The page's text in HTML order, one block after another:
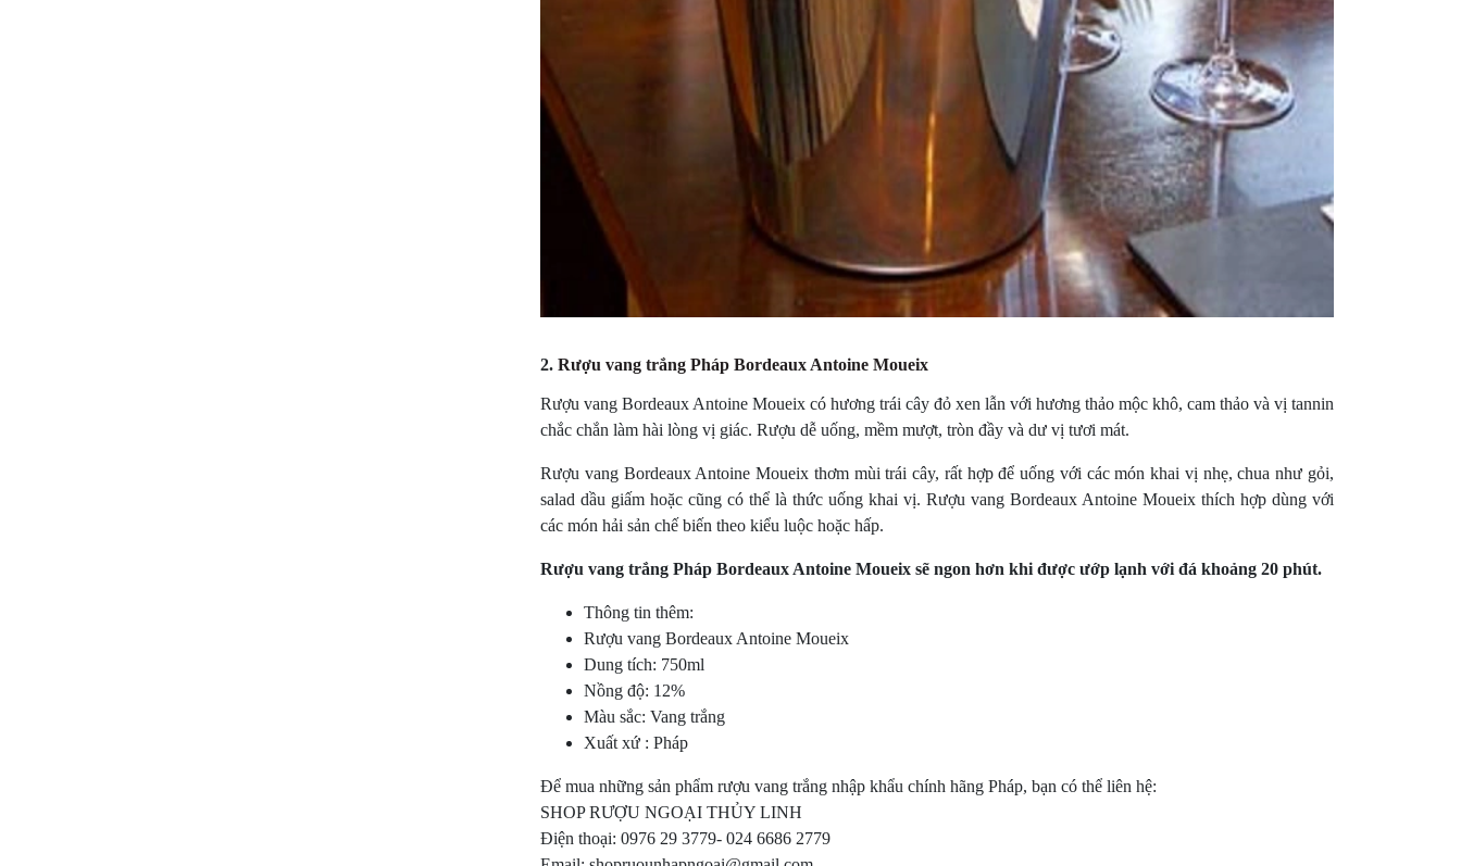
2. Rượu vang trắng Pháp Bordeaux Antoine Moueix
Rượu vang Bordeaux Antoine Moueix có hương trái cây đỏ xen lẫn với hương thảo mộc khô, cam thảo và vị tannin
chắc chắn làm hài lòng vị giác. Rượu dễ uống, mềm mượt, tròn đầy và dư vị tươi mát.
Rượu vang Bordeaux Antoine Moueix thơm mùi trái cây, rất hợp để uống với các món khai vị nhẹ, chua như gỏi,
salad dầu giấm hoặc cũng có thể là thức uống khai vị. Rượu vang Bordeaux Antoine Moueix thích hợp dùng với
các món hải sản chế biến theo kiểu luộc hoặc hấp.
Rượu vang trắng Pháp Bordeaux Antoine Moueix sẽ ngon hơn khi được ướp lạnh với đá khoảng 20 phút.
Thông tin thêm:
Rượu vang Bordeaux Antoine Moueix
Dung tích: 750ml
Nồng độ: 12%
Màu sắc: Vang trắng
Xuất xứ : Pháp
Để mua những sản phẩm rượu vang trắng nhập khẩu chính hãng Pháp, bạn có thể liên hệ:
SHOP RƯỢU NGOẠI THỦY LINH
Điện thoại: 0976 29 3779- 024 6686 2779